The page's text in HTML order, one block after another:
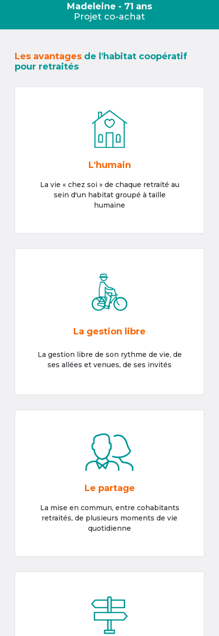
Madeleine - 71 ans
Projet co-achat
Les avantages de l'habitat coopératif
pour retraités
L'humain
La vie « chez soi » de chaque retraité au
sein d'un habitat groupé à taille
humaine
La gestion libre
La gestion libre de son rythme de vie, de
ses allées et venues, de ses invités
Le partage
La mise en commun, entre cohabitants
retraités, de plusieurs moments de vie
quotidienne